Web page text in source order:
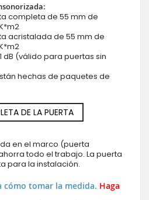
completa de 55 mm de
acristalada de 55 mm de
dB (válido para puertas sin
hechas de paquetes de
DE LA PUERTA
en el marco (puerta
todo el trabajo. La puerta
para la instalación.
cómo tomar la medida. Haga